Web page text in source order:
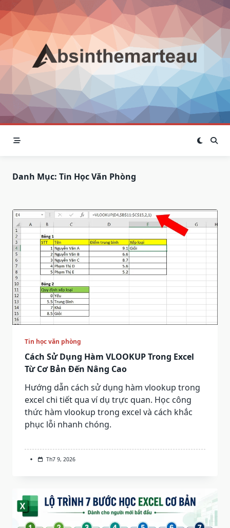
Skip
to
content
Danh Mục: Tin Học Văn Phòng
Tin học văn phòng
Cách Sử Dụng Hàm VLOOKUP Trong Excel
Từ Cơ Bản Đến Nâng Cao
Hướng dẫn cách sử dụng hàm vlookup trong
excel chi tiết qua ví dụ trực quan. Học công
thức hàm vlookup trong excel và cách khắc
phục lỗi nhanh chóng.
Th7 9, 2026